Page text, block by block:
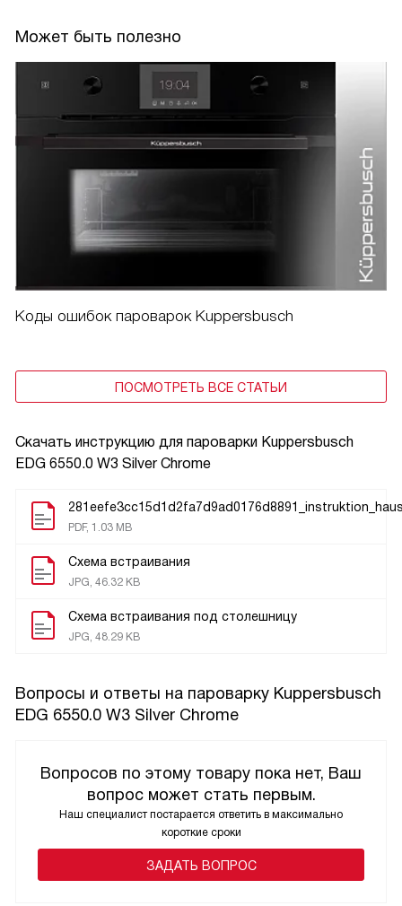
Скачать инструкцию для пароварки Kuppersbusch
EDG 6550.0 W3 Silver Chrome
PDF, 1.03 MB
Схема встраивания
JPG, 46.32 KB
Схема встраивания под столешницу
JPG, 48.29 KB
Может быть полезно
Коды ошибок пароварок Kuppersbusch
ПОСМОТРЕТЬ ВСЕ СТАТЬИ
Вопросы и ответы на пароварку Kuppersbusch
EDG 6550.0 W3 Silver Chrome
Вопросов по этому товару пока нет, Ваш
вопрос может стать первым.
Наш специалист постарается ответить в максимально
короткие сроки
ЗАДАТЬ ВОПРОС